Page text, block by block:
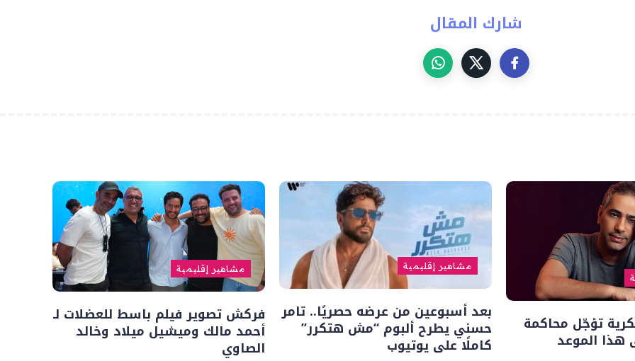
شارك المقال
تؤجّل محاكمة
الموعد
مشاهير إقليمية
بعد أسبوعين من عرضه حصريًا.. تامر
حسني يطرح ألبوم “مش هتكرر”
كاملًا على يوتيوب
مشاهير إقليمية
فركش تصوير فيلم باسط للعضلات لـ
أحمد مالك وميشيل ميلاد وخالد
الصاوي